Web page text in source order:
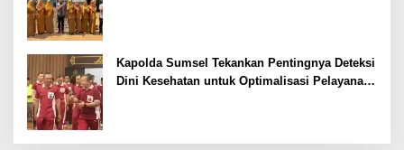
Kapolda Sumsel Tekankan Pentingnya Deteksi
Dini Kesehatan untuk Optimalisasi Pelayanan